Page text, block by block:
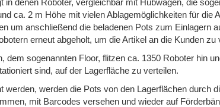
ca. 2 m Höhe mit vielen Ablagemöglichkeiten für die
um anschließend die beladenen Pots zum Einlagern
erneut abgeholt, um die Artikel an die Kunden zu
dem sogenannten Floor, flitzen ca. 1350 Roboter hin
sind, auf der Lagerfläche zu verteilen.
werden, werden die Pots von den Lagerflächen durch
mit Barcodes versehen und wieder auf